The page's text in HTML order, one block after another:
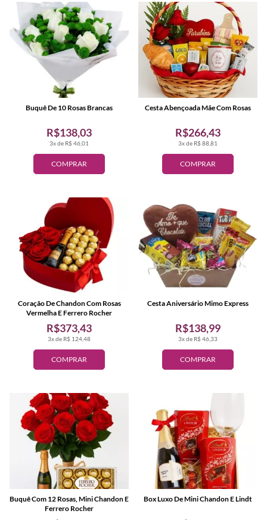
COMPRAR
3x de R$ 46,01
R$138,03
Buquê De 10 Rosas Brancas
COMPRAR
3x de R$ 88,81
R$266,43
Cesta Abençoada Mãe Com Rosas
COMPRAR
3x de R$ 124,48
R$373,43
Coração De Chandon Com Rosas
Vermelha E Ferrero Rocher
COMPRAR
3x de R$ 46,33
R$138,99
Cesta Aniversário Mimo Express
Buquê Com 12 Rosas, Mini Chandon E
Ferrero Rocher
Box Luxo De Mini Chandon E Lindt